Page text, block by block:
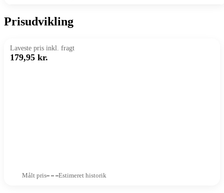
Prisudvikling
Laveste pris inkl. fragt
179,95 kr.
Målt pris Estimeret historik